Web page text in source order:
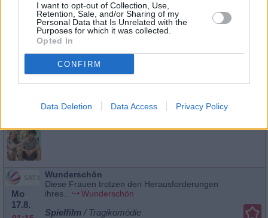
I want to opt-out of Collection, Use,
Retention, Sale, and/or Sharing of my
Personal Data that Is Unrelated with the
Purposes for which it was collected.
Opted In
CONFIRM
Data Deletion Data Access Privacy Policy
Fack Ju Göhte 2
„Ich schwör, du bist so Arzt!“: Elyas M‘Barek und seine
Spielfilm/ Komödie
Mo
17.8.
Wunderschön
Diese Frauen trotzen den Herausforderungen
ihres...
Wunderschön
Spielfilm / Tragikomödie